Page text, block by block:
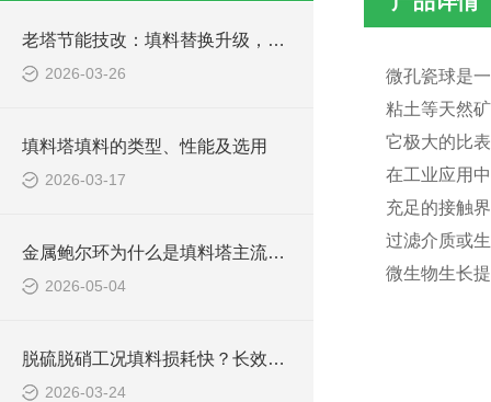
老塔节能技改：填料替换升级，压降优化与能耗降低实操案例
2026-03-26
填料塔填料的类型、性能及选用
2026-03-17
金属鲍尔环为什么是填料塔主流填料
2026-05-04
脱硫脱硝工况填料损耗快？长效耐用填料选型与运维要点
2026-03-24
微孔瓷球是
粘土等天然
它极大的比
在工业应用
充足的接触
过滤介质或
微生物生长